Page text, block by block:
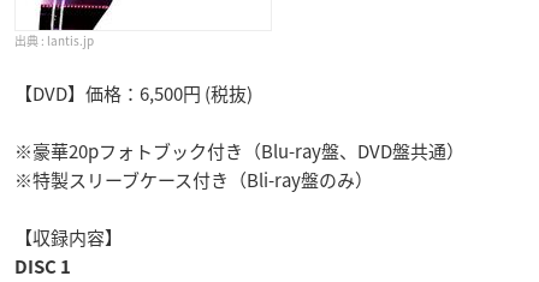
lantis.jp
【DVD】価格：6,500円 (税抜)
※豪華20pフォトブック付き（Blu-ray盤、DVD盤共通）
※特製スリーブケース付き（Bli-ray盤のみ）
【収録内容】
DISC 1